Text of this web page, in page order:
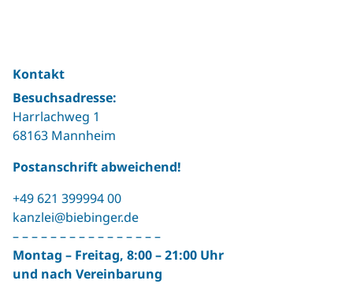
Kontakt
Besuchsadresse:
Harrlachweg 1
68163 Mannheim
Postanschrift abweichend!
+49 621 399994 00
kanzlei@biebinger.de
– – – – – – – – – – – – – – – –
Montag – Freitag, 8:00 – 21:00 Uhr
und nach Vereinbarung